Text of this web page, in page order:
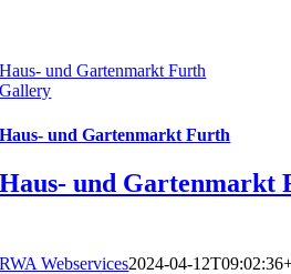
Haus- und Gartenmarkt Furth
Gallery
Haus- und Gartenmarkt Furth
Haus- und Gartenmarkt
RWA Webservices2024-04-